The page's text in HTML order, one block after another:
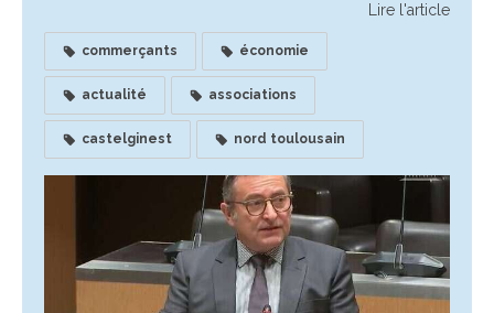
Lire l'article
commerçants économie
actualité associations
castelginest nord toulousain